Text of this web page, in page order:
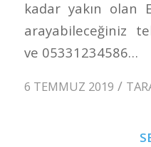
kadar yakın olan
arayabileceğiniz
ve 05331234586…
6 TEMMUZ 2019 /